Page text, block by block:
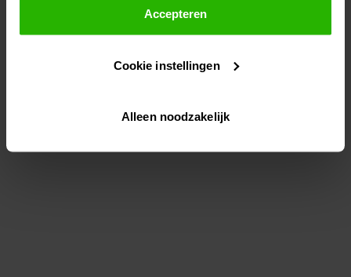
toestemming om cookies voor social media en
gepersonaliseerde advertenties te plaatsen.
Lees hier meer over in onsprivacybeleid
Via "Cookie instellingen" kun je ook zelf instellen welke
Accepteren
Cookie instellingen
Alleen noodzakelijk